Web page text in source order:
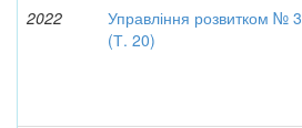
2022
Управління розвитком № 3
(Т. 20)